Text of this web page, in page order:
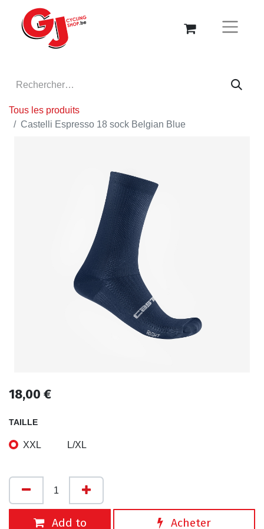
Tous les produits
Castelli Espresso 18 sock Belgian Blue
18,00 €
TAILLE
XXL L/XL
Add to Acheter